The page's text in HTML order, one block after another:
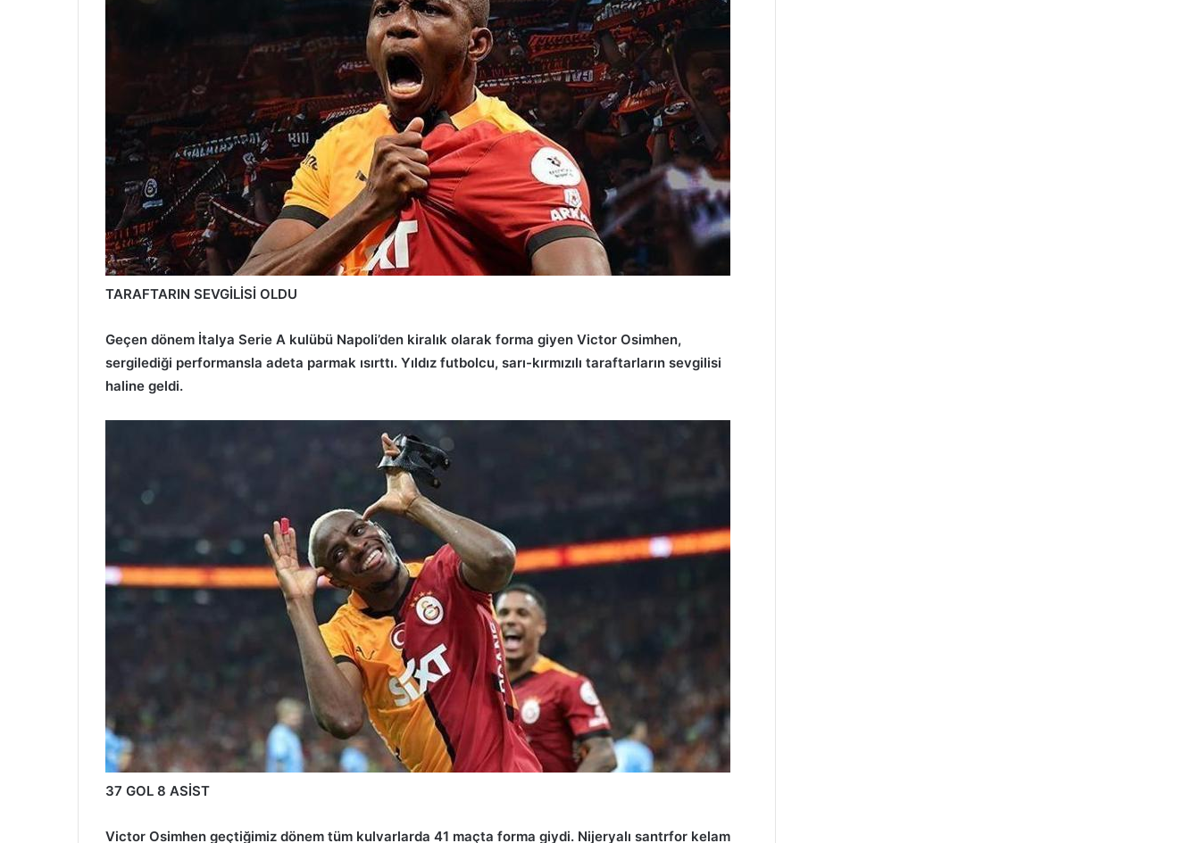
TARAFTARIN SEVGİLİSİ OLDU
Geçen dönem İtalya Serie A kulübü Napoli’den kiralık olarak forma giyen Victor Osimhen,
sergilediği performansla adeta parmak ısırttı. Yıldız futbolcu, sarı-kırmızılı taraftarların sevgilisi
haline geldi.
37 GOL 8 ASİST
Victor Osimhen geçtiğimiz dönem tüm kulvarlarda 41 maçta forma giydi. Nijeryalı santrfor kelam